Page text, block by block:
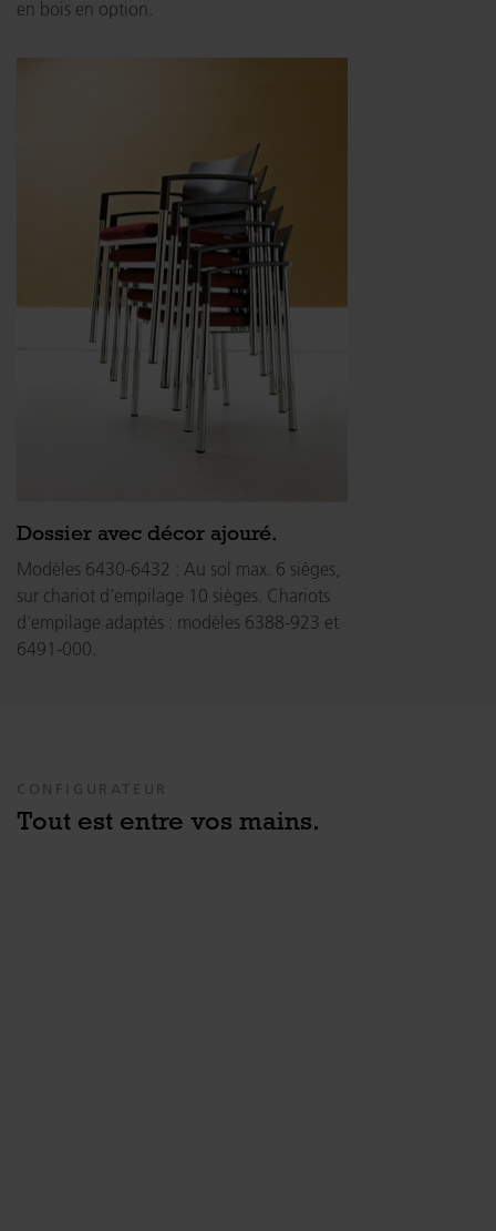
en bois en option.
Dossier avec décor ajouré.
Modèles 6430-6432 : Au sol max. 6 sièges,
sur chariot d‘empilage 10 sièges. Chariots
d‘empilage adaptés : modèles 6388-923 et
6491-000.
CONFIGURATEUR
Tout est entre vos mains.